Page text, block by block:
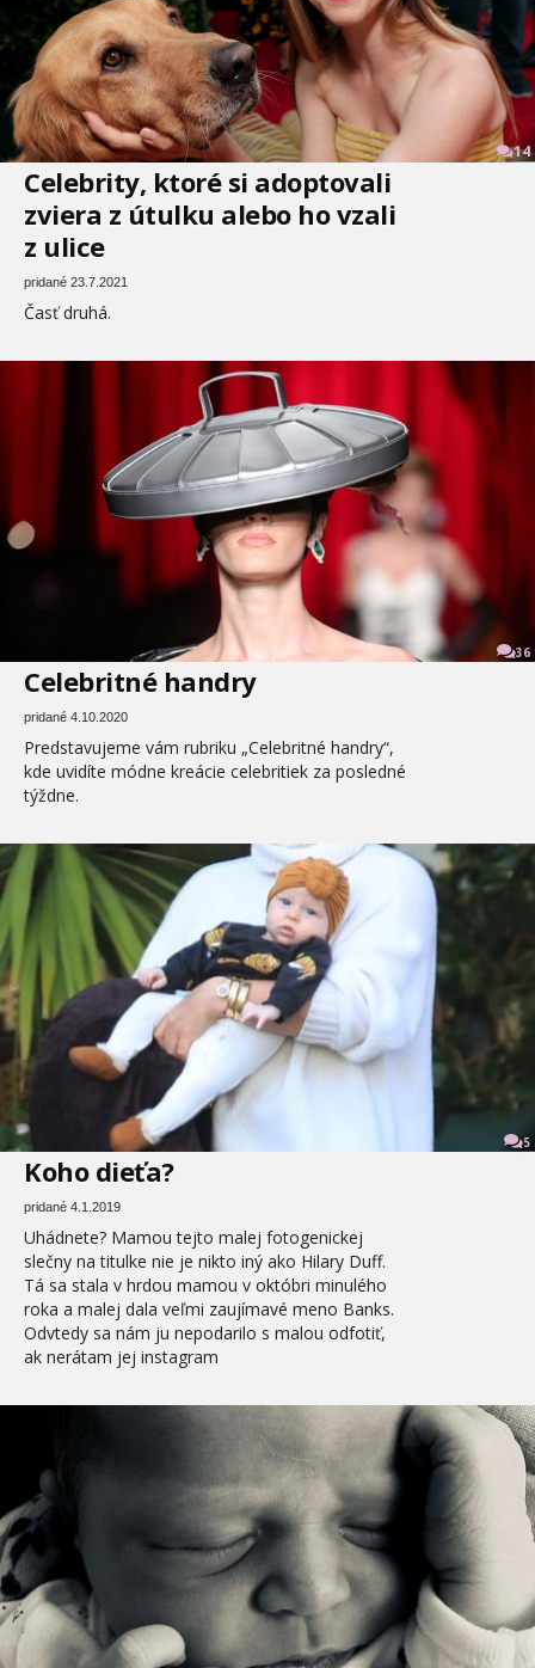
14
Celebrity, ktoré si adoptovali
zviera z útulku alebo ho vzali
z ulice
pridané 23.7.2021
Časť druhá.
36
Celebritné handry
pridané 4.10.2020
Predstavujeme vám rubriku „Celebritné handry“,
kde uvidíte módne kreácie celebritiek za posledné
týždne.
5
Koho dieťa?
pridané 4.1.2019
Uhádnete? Mamou tejto malej fotogenickej
slečny na titulke nie je nikto iný ako Hilary Duff.
Tá sa stala v hrdou mamou v októbri minulého
roka a malej dala veľmi zaujímavé meno Banks.
Odvtedy sa nám ju nepodarilo s malou odfotiť,
ak nerátam jej instagram